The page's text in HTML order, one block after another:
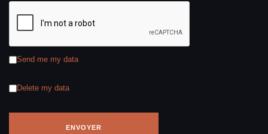
Send me my data
Delete my data